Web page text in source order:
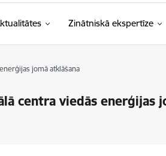
Zinātniskā ekspertīze
jomā atklāšana
centra viedās enerģijas